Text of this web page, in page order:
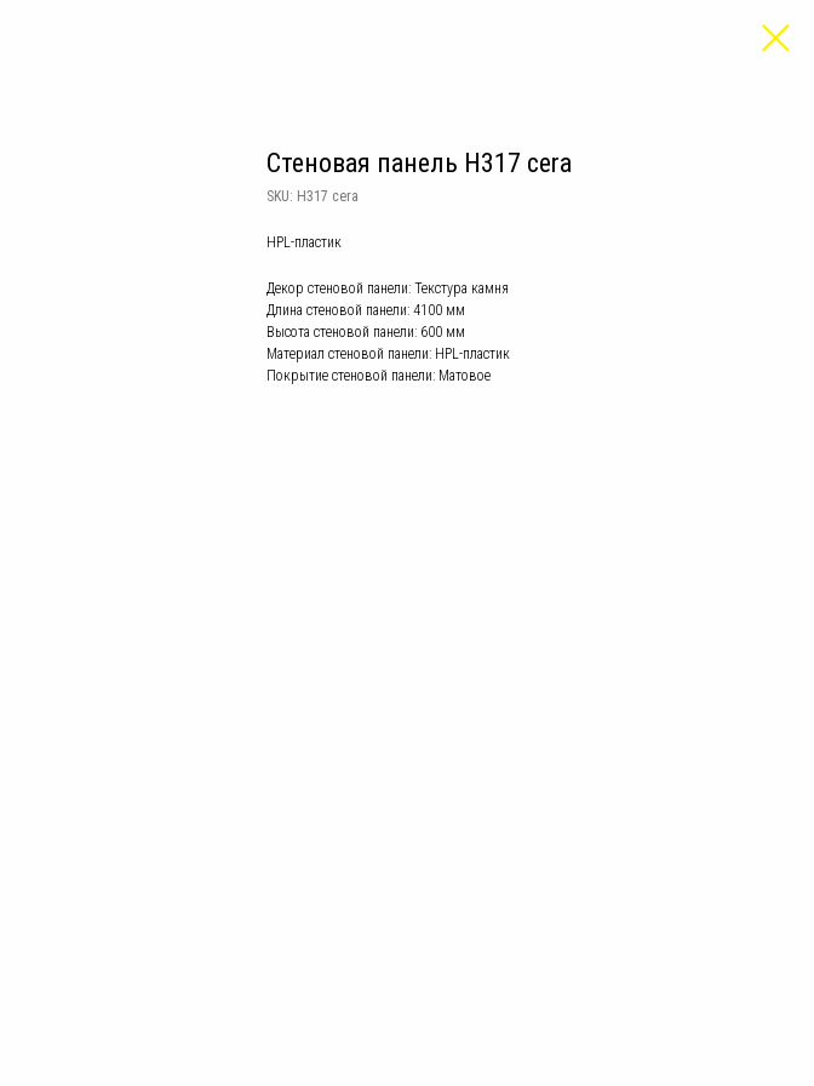
Стеновая панель H317 cera
SKU: H317 cera
HPL-пластик
Декор стеновой панели: Текстура камня
Длина стеновой панели: 4100 мм
Высота стеновой панели: 600 мм
Материал стеновой панели: HPL-пластик
Покрытие стеновой панели: Матовое